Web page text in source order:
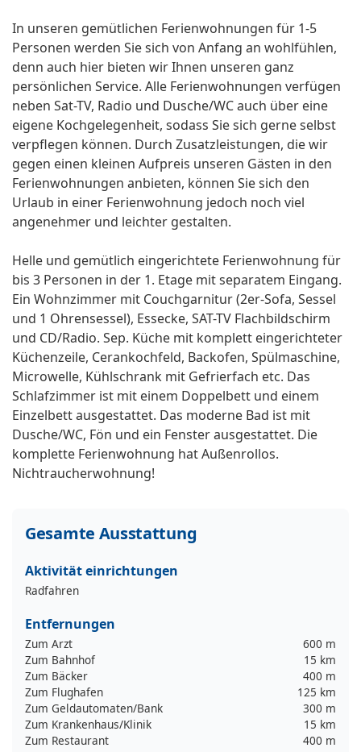
In unseren gemütlichen Ferienwohnungen für 1-5
Personen werden Sie sich von Anfang an wohlfühlen,
denn auch hier bieten wir Ihnen unseren ganz
persönlichen Service. Alle Ferienwohnungen verfügen
neben Sat-TV, Radio und Dusche/WC auch über eine
eigene Kochgelegenheit, sodass Sie sich gerne selbst
verpflegen können. Durch Zusatzleistungen, die wir
gegen einen kleinen Aufpreis unseren Gästen in den
Ferienwohnungen anbieten, können Sie sich den
Urlaub in einer Ferienwohnung jedoch noch viel
angenehmer und leichter gestalten.
Helle und gemütlich eingerichtete Ferienwohnung für
bis 3 Personen in der 1. Etage mit separatem Eingang.
Ein Wohnzimmer mit Couchgarnitur (2er-Sofa, Sessel
und 1 Ohrensessel), Essecke, SAT-TV Flachbildschirm
und CD/Radio. Sep. Küche mit komplett eingerichteter
Küchenzeile, Cerankochfeld, Backofen, Spülmaschine,
Microwelle, Kühlschrank mit Gefrierfach etc. Das
Schlafzimmer ist mit einem Doppelbett und einem
Einzelbett ausgestattet. Das moderne Bad ist mit
Dusche/WC, Fön und ein Fenster ausgestattet. Die
komplette Ferienwohnung hat Außenrollos.
Nichtraucherwohnung!
Gesamte Ausstattung
Aktivität einrichtungen
Radfahren
Entfernungen
Zum Arzt
600 m
Zum Bahnhof
15 km
Zum Bäcker
400 m
Zum Flughafen
125 km
Zum Geldautomaten/Bank
300 m
Zum Krankenhaus/Klinik
15 km
Zum Restaurant
400 m